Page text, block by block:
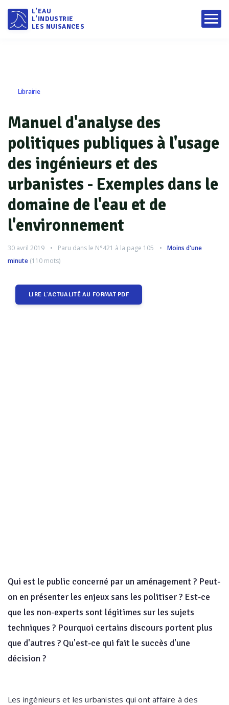
L'EAU
L'INDUSTRIE
LES NUISANCES
Librairie
Manuel d'analyse des
politiques publiques à l'usage
des ingénieurs et des
urbanistes - Exemples dans le
domaine de l'eau et de
l'environnement
30 avril 2019 Paru dans le N°421 à la page 105
Moins d'une
minute (110 mots)
LIRE L'ACTUALITÉ AU FORMAT PDF
Qui est le public concerné par un aménagement ? Peut-
on en présenter les enjeux sans les politiser ? Est-ce
que les non-experts sont légitimes sur les sujets
techniques ? Pourquoi certains discours portent plus
que d'autres ? Qu'est-ce qui fait le succès d'une
décision ?
Les ingénieurs et les urbanistes qui ont affaire à des